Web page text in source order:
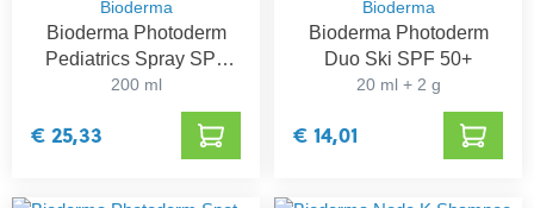
Bioderma
Bioderma Photoderm
Pediatrics Spray SPF
50+
200 ml
€ 25,33
Bioderma
Bioderma Photoderm
Duo Ski SPF 50+
20 ml + 2 g
€ 14,01